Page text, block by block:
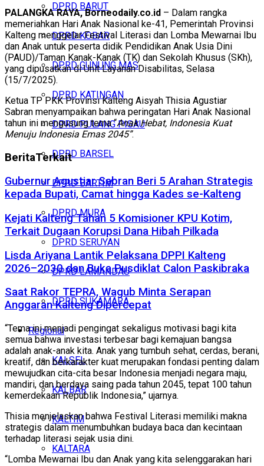
DPRD BARUT
DPRD KOBAR
DPRD GUNUNG MAS
DPRD KATINGAN
DPRD PULANG PISAU
DPRD BARSEL
DPRD BARTIM
DPRD MURA
DPRD SERUYAN
DPRD LAMANDAU
DPRD SUKAMARA
Regional
KALSEL
KALBAR
KALTIM
KALTARA
PALANGKA RAYA, Borneodaily.co.id – Dalam rangka
memeriahkan Hari Anak Nasional ke-41, Pemerintah Provinsi
Kalteng menggelar Festival Literasi dan Lomba Mewarnai Ibu
dan Anak untuk peserta didik Pendidikan Anak Usia Dini
(PAUD)/Taman Kanak-Kanak (TK) dan Sekolah Khusus (SKh),
yang dipusatkan di Unit Layanan Disabilitas, Selasa
(15/7/2025).
Ketua TP PKK Provinsi Kalteng Aisyah Thisia Agustiar
Sabran menyampaikan bahwa peringatan Hari Anak Nasional
tahun ini mengusung tema “Anak Hebat, Indonesia Kuat
Menuju Indonesia Emas 2045”.
BeritaTerkait
Gubernur Agustiar Sabran Beri 5 Arahan Strategis
kepada Bupati, Camat hingga Kades se-Kalteng
Kejati Kalteng Tahan 5 Komisioner KPU Kotim,
Terkait Dugaan Korupsi Dana Hibah Pilkada
Lisda Ariyana Lantik Pelaksana DPPI Kalteng
2026–2030 dan Buka Pusdiklat Calon Paskibraka
Saat Rakor TEPRA, Wagub Minta Serapan
Anggaran Kalteng Dipercepat
“Tema ini menjadi pengingat sekaligus motivasi bagi kita
semua bahwa investasi terbesar bagi kemajuan bangsa
adalah anak-anak kita. Anak yang tumbuh sehat, cerdas, berani,
kreatif, dan berkarakter kuat merupakan fondasi penting dalam
mewujudkan cita-cita besar Indonesia menjadi negara maju,
mandiri, dan berdaya saing pada tahun 2045, tepat 100 tahun
kemerdekaan Republik Indonesia,” ujarnya.
Thisia menjelaskan bahwa Festival Literasi memiliki makna
strategis dalam menumbuhkan budaya baca dan kecintaan
terhadap literasi sejak usia dini.
“Lomba Mewarnai Ibu dan Anak yang kita selenggarakan hari